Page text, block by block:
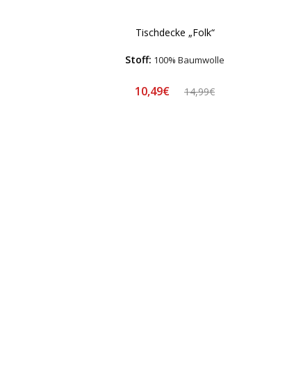
Tischdecke „Folk“
Stoff: 100% Baumwolle
10,49€ 14,99€